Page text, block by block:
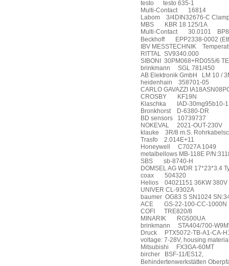
testo
testo 635-1
Multi-Contact
16814
Labom
3/4DIN32676-C
MBS
KBR 18 125/1A
Multi-Contact
30.0101
Beckhoff
EPP2338-0002
IBV MESSTECHNIK
RITTAL SV9340.000
SIBONI
30PM068+RD055/6
brinkmann
SGL 781/450
AB Elektronik GmbH
LM 10 /
heidenhain
358701-05
CARLO GAVAZZI
CROSBY
KF19N
Klaschka
IAD-30mg95b10-
Bronkhorst
D-6380-DR
BD sensors
10739737
NOKEVAL
2021-OUT-230V
klauke
3R/8 m.S.
Trasfo
2.014E+11
Honeywell
C7027A 1049
metalbellows MB-118E P/
SBS
sb-8740-H
DOMSEL AG WDR 17*23*3.4
coax
504320
Helios
04021151 36KW 380V
UNIVER CL-9302A
baumer OG83 S SN1024
ACE
GS-22-100-CC-1000N
COFI
TRE820/8
MINARIK
RG500UA
brinkmann
STA404/700-
Druck
PTX5072-TB-A1-CA-
voltage: 7-28V, housing
Mitsubishi
FX3GA-60MT
bircher
BSF-11/ES12,
Behindertenwerkstätten